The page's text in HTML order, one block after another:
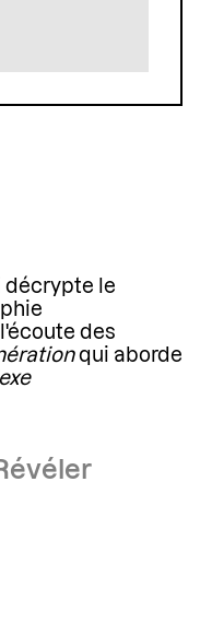
décrypte le
des
qui aborde